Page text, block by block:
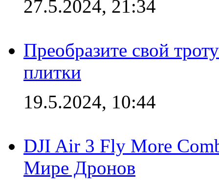
27.5.2024, 21:34
Преобразите свой
плитки
19.5.2024, 10:44
DJI Air 3 Fly More
Мире Дронов